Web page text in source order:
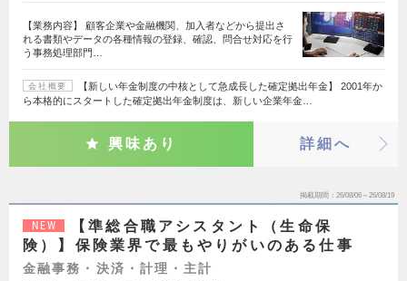
【業務内容】 顧客企業や金融機関、加入者などから提出さ
れる書類やデータの各種情報の登録、確認、問合せ対応を行
う事務処理部門…
会社概要
【新しい年金制度の中核として急成長した確定拠出年金】 2001年か
ら本格的にスタートした確定拠出年金制度は、新しい企業年金…
興味あり 詳細へ
掲載期間 26/08/06～26/08/19
NEW
【準総合職アシスタント（生命保
険）】保険業界で最もやりがいのある仕事
金融事務・決済・計理・主計